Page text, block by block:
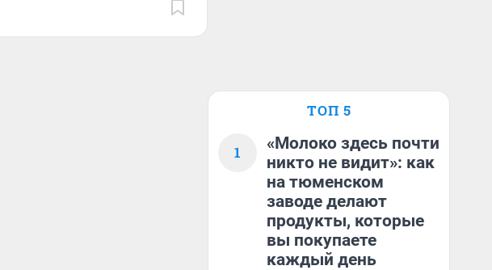
ТОП 5
1
«Молоко здесь почти
никто не видит»: как
на тюменском
заводе делают
продукты, которые
вы покупаете
каждый день